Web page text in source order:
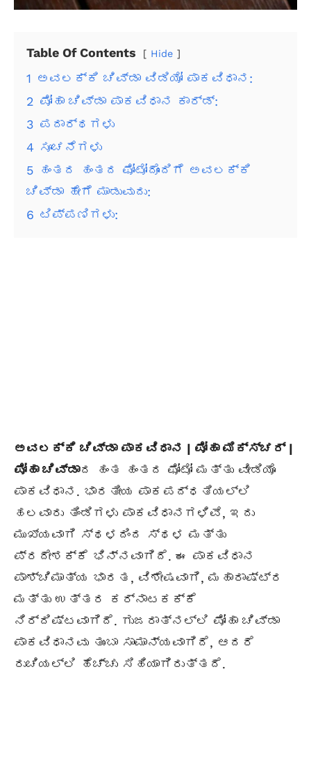
Table Of Contents Hide
1 ಅವಲಕ್ಕಿ ಚಿವ್ಡಾ ವಿಡಿಯೋ ಪಾಕವಿಧಾನ:
2 ಪೋಹಾ ಚಿವ್ಡಾ ಪಾಕವಿಧಾನ ಕಾರ್ಡ್:
3 ಪದಾರ್ಥಗಳು
4 ಸೂಚನೆಗಳು
5 ಹಂತದ ಹಂತದ ಫೋಟೋದೊಂದಿಗೆ ಅವಲಕ್ಕಿ
ಚಿವ್ಡಾ ಹೇಗೆ ಮಾಡುವುದು:
6 ಟಿಪ್ಪಣಿಗಳು:
ಅವಲಕ್ಕಿ ಚಿವ್ಡಾ ಪಾಕವಿಧಾನ | ಪೋಹಾ ಮಿಕ್ಸ್ಚರ್ |
ಪೋಹಾ ಚಿವ್ಡಾದ ಹಂತ ಹಂತದ ಫೋಟೋ ಮತ್ತು ವೀಡಿಯೊ
ಪಾಕವಿಧಾನ. ಭಾರತೀಯ ಪಾಕಪದ್ಧತಿಯಲ್ಲಿ
ಹಲವಾರು ತಿಂಡಿಗಳು ಪಾಕವಿಧಾನಗಳಿವೆ, ಇದು
ಮುಖ್ಯವಾಗಿ ಸ್ಥಳದಿಂದ ಸ್ಥಳ ಮತ್ತು
ಪ್ರದೇಶಕ್ಕೆ ಭಿನ್ನವಾಗಿದೆ. ಈ ಪಾಕವಿಧಾನ
ಪಾಶ್ಚಿಮಾತ್ಯ ಭಾರತ, ವಿಶೇಷವಾಗಿ, ಮಹಾರಾಷ್ಟ್ರ
ಮತ್ತು ಉತ್ತರ ಕರ್ನಾಟಕಕ್ಕೆ
ನಿರ್ದಿಷ್ಟವಾಗಿದೆ. ಗುಜರಾತ್ನಲ್ಲಿ ಪೋಹಾ ಚಿವ್ಡಾ
ಪಾಕವಿಧಾನವು ತುಂಬಾ ಸಾಮಾನ್ಯವಾಗಿದೆ, ಆದರೆ
ರುಚಿಯಲ್ಲಿ ಹೆಚ್ಚು ಸಿಹಿಯಾಗಿರುತ್ತದೆ.